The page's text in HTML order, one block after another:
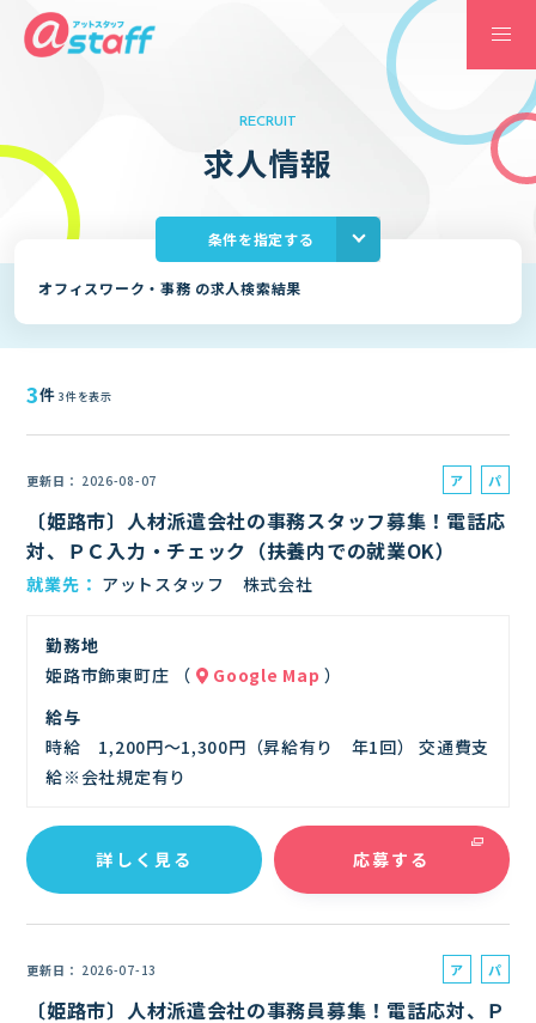
RECRUIT
求人情報
条件を指定する
オフィスワーク・事務 の求人検索結果
3件 3件を表示
更新日 2026-08-07
ア
バ
パ
ト
〔姫路市〕人材派遣会社の事務スタッフ募集！電話応
対、ＰＣ入力・チェック（扶養内での就業OK）
就業先 アットスタッフ 株式会社
勤務地
姫路市飾東町庄 （
Google Map ）
給与
時給 1,200円～1,300円（昇給有り 年1回） 交通費支
給※会社規定有り
詳しく見る 応募する
更新日 2026-07-13
ア
パ
〔姫路市〕人材派遣会社の事務員募集！電話応対、Ｐ